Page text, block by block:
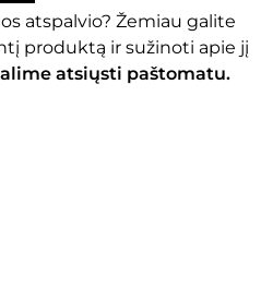
atspalvio? Žemiau galite
produktą ir sužinoti apie jį
atsiųsti paštomatu.